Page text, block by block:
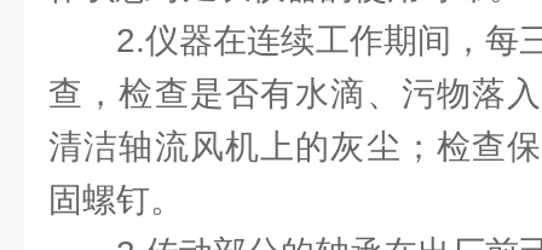
2.仪器在连续工作期间，每
查，检查是否有水滴、污物落
清洁轴流风机上的灰尘；检查
固螺钉。